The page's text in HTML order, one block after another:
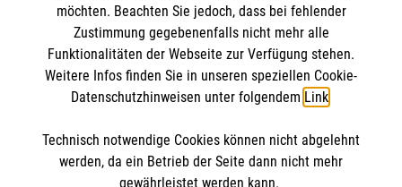
Barrierefreiheit
Malteser in Deutschland
Malteserorden
Sharepoint
Spendenkonto
Empfänger: Malteser Hilfsdienst e.V.
So finden Sie uns
möchten. Beachten Sie jedoch, dass bei fehlender
Zustimmung gegebenenfalls nicht mehr alle
Funktionalitäten der Webseite zur Verfügung stehen.
Weitere Infos finden Sie in unseren speziellen Cookie-
Datenschutzhinweisen unter folgendem Link.
Technisch notwendige Cookies können nicht abgelehnt
werden, da ein Betrieb der Seite dann nicht mehr
gewährleistet werden kann.